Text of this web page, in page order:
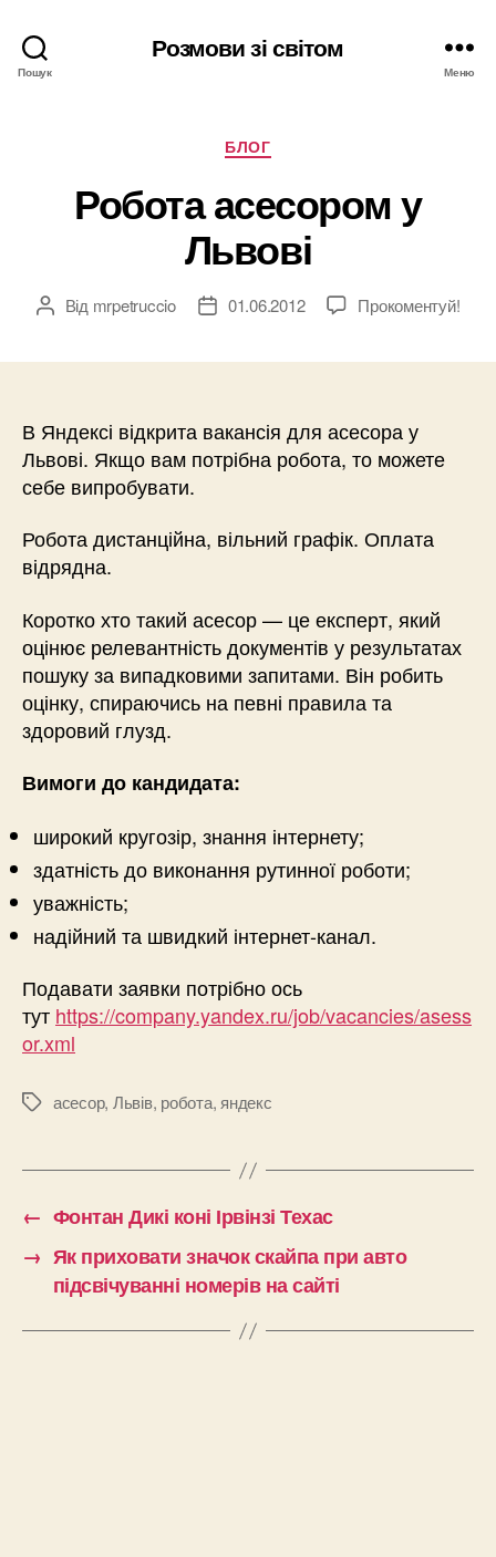
Пошук
Розмови зі світом
Меню
Категорії
БЛОГ
Робота асесором у
Львові
Автор
Від mrpetruccio
Дата01.06.2012 Прокоментуй!
В Яндексі відкрита вакансія для асесора у
Львові. Якщо вам потрібна робота, то можете
себе випробувати.
Робота дистанційна, вільний графік. Оплата
відрядна.
Коротко хто такий асесор — це експерт, який
оцінює релевантність документів у результатах
пошуку за випадковими запитами. Він робить
оцінку, спираючись на певні правила та
здоровий глузд.
Вимоги до кандидата:
широкий кругозір, знання інтернету;
здатність до виконання рутинної роботи;
уважність;
надійний та швидкий інтернет-канал.
Подавати заявки потрібно ось
тут https://company.yandex.ru/job/vacancies/asess
or.xml
Позначки
асесор, Львів, робота, яндекс
← Фонтан Дикі коні Ірвінзі Техас
→ Як приховати значок скайпа при авто
підсвічуванні номерів на сайті